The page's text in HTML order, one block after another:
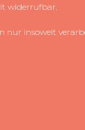
widerrufbar.
nur insoweit